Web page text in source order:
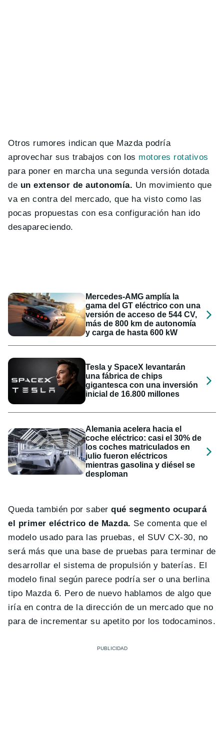
Otros rumores indican que Mazda podría
aprovechar sus trabajos con los motores rotativos
para poner en marcha una segunda versión dotada
de un extensor de autonomía. Un movimiento que
va en contra del mercado, que ha visto como las
pocas propuestas con esa configuración han ido
desapareciendo.
Mercedes-AMG amplía la
gama del GT eléctrico con una
versión de acceso de 544 CV,
más de 800 km de autonomía
y carga de hasta 600 kW
Tesla y SpaceX levantarán
una fábrica de chips
gigantesca con una inversión
inicial de 16.800 millones
Alemania acelera hacia el
coche eléctrico: casi el 30% de
los coches matriculados en
julio fueron eléctricos
mientras gasolina y diésel se
desploman
Queda también por saberqué segmento ocupará
el primer eléctrico de Mazda. Se comenta que el
modelo usado para las pruebas, el SUV CX-30, no
será más que una base de pruebas para terminar de
desarrollar el sistema de propulsión y baterías. El
modelo final según parece podría ser o una berlina
tipo Mazda 6. Pero de nuevo hablamos de algo que
iría en contra de la dirección de un mercado que no
para de incrementar su apetito por los todocaminos.